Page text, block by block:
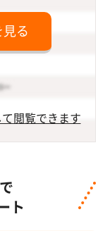
る
閲覧できます
ト